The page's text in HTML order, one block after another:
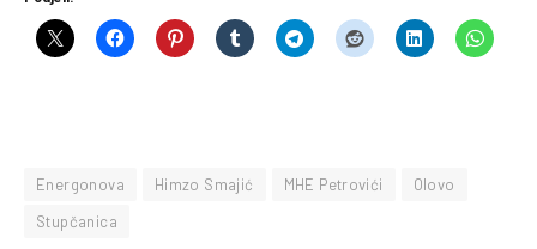
Energonova Himzo Smajić MHE Petrovići
Olovo
Stupčanica